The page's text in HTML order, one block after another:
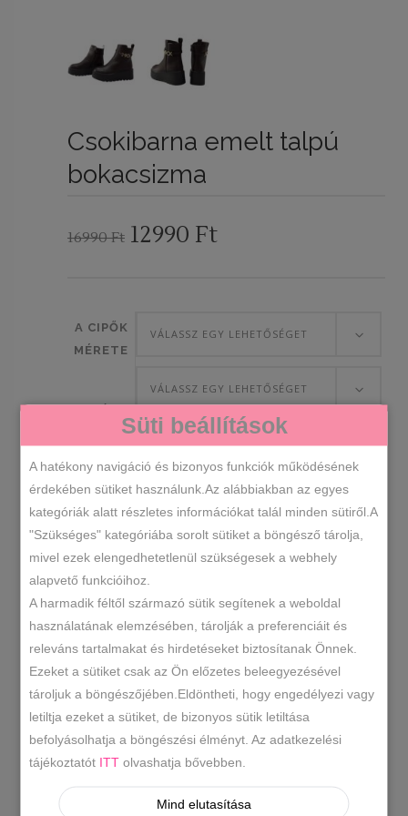
Csokibarna emelt talpú
bokacsizma
16990Ft Original
12990 FtCurrent
A CIPŐK
MÉRETE
VÁLASSZ EGY LEHETŐSÉGET
VÁLASSZ EGY LEHETŐSÉGET
Csokibarna
emelt
talpú
bokacsizma
mennyiség
KOSÁRBA TESZEM
SKU T2511
KATEGÓRIÁK
-20% -30% -40% 2025 Ősz/Tél
Műbőr bokacsizma , Női csizmák
CÍMKÉK
bokacsizma,csokibarna
bokacsizma,emelt talpú
bokacsizma csokibarna
LEÍRÁS
TOVÁBBI INFORMÁCIÓK
Süti beállítások
A hatékony navigáció és bizonyos funkciók működésének
érdekében sütiket használunk.Az alábbiakban az egyes
kategóriák alatt részletes információkat talál minden sütiről.A
"Szükséges" kategóriába sorolt sütiket a böngésző tárolja,
mivel ezek elengedhetetlenül szükségesek a webhely
alapvető funkcióihoz.
A harmadik féltől származó sütik segítenek a weboldal
használatának elemzésében, tárolják a preferenciáit és
releváns tartalmakat és hirdetéseket biztosítanak Önnek.
Ezeket a sütiket csak az Ön előzetes beleegyezésével
tároljuk a böngészőjében.Eldöntheti, hogy engedélyezi vagy
letiltja ezeket a sütiket, de bizonyos sütik letiltása
befolyásolhatja a böngészési élményt. Az adatkezelési
tájékoztatót ITT olvashatja bővebben.
Mind elutasítása